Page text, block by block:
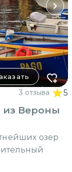
3 отзыва 5
из Вероны
озер